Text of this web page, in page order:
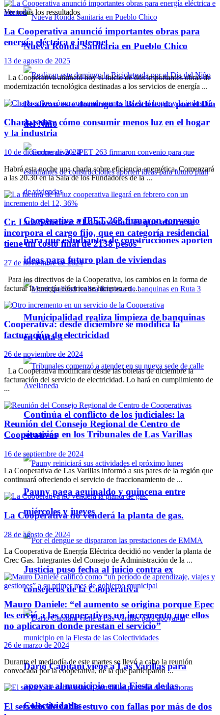
Nueva Ronda Sanitaria en Pueblo Chico
Realizan este domingo la Bicicleteada por el Día
del Niño
Cooperativa a IPET 263 firmaron convenio
para que estudiantes de construcciones aporten
ideas para futuro plan de viviendas
Municipalidad realiza limpieza de banquinas
en Ruta 3
Continúa el conflicto de los judiciales: la
situación en los Tribunales de Las Varillas
Pauny paga aguinaldo y quincena entre
miércoles y jueves
Justicia puso fecha al juicio contra ex
consejeros de la Cooperativa
Darío Capitani viene a Las Varillas para
apoyar al municipio en la Fiesta de las
Colectividades
Ver todos los ressultados
La Cooperativa anunció importantes obras para
energía eléctrica e internet
13 de agosto de 2025
La Cooperativa anunció hoy el inicio de dos importantes obras de
modernización tecnológica destinadas a los servicios de energía ...
Charla sobre cómo consumir menos luz en el hogar
y la industria
10 de diciembre de 2024
Habrá esta noche una charla sobre eficiencia energética. Comenzará
a las 20.30 en la Sala de los Fundadores de la ...
Cr. Luis Sánchez: “La novedad es que ahora se
incorpora el cargo fijo, que en categoría residencial
tiene un costo final de 2138 pesos”
27 de noviembre de 2024
Para los directivos de la Cooperativa, los cambios en la forma de
facturar la energía eléctrica se hicieron en ...
Cooperativa: desde diciembre se modifica la
facturación de electricidad
26 de noviembre de 2024
La Cooperativa modificará desde las boletas de diciembre la
facturación del servicio de electricidad. Lo hará en cumplimiento de
...
Reunión del Consejo Regional de Centro de
Cooperativas
16 de septiembre de 2024
La Cooperativa de Las Varillas informó a sus pares de la región que
continuará ofreciendo el servicio de fraccionamiento de ...
La Cooperativa no venderá la planta de gas.
28 de agosto de 2024
La Cooperativa de Energía Eléctrica decidió no vender la planta de
Crec Gas. Integrantes del Consejo de Administración de la ...
Mauro Daniele: “el aumento se origina porque Epec
les envió a las cooperativas un incremento que ellos
no aplicaron donde prestan el servicio”
26 de marzo de 2024
Durante el mediodía de este martes se llevó a cabo la reunión
convocada por la cooperativa, de la que participaron ...
El servicio de cable estuvo con fallas por más de dos